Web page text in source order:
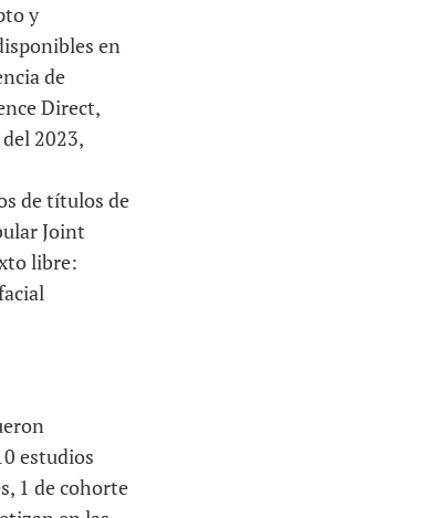
y
en
de
Direct,
2023,
de títulos de
Joint
libre:
estudios
1 de cohorte